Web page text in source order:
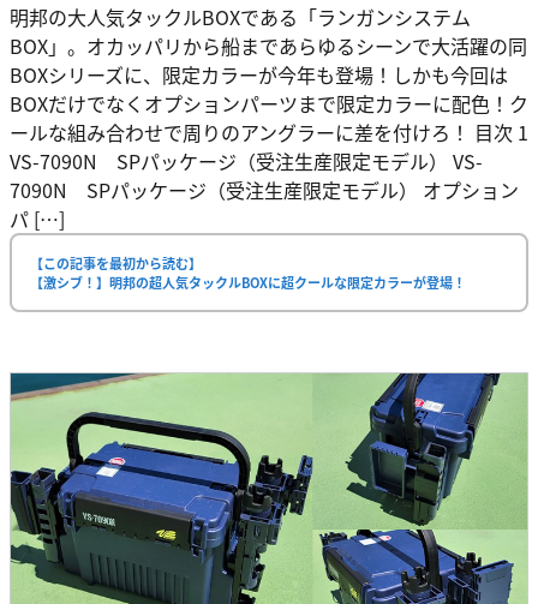
明邦の大人気タックルBOXである「ランガンシステム
BOX」。オカッパリから船まであらゆるシーンで大活躍の同
BOXシリーズに、限定カラーが今年も登場！しかも今回は
BOXだけでなくオプションパーツまで限定カラーに配色！ク
ールな組み合わせで周りのアングラーに差を付けろ！ 目次 1
VS-7090N SPパッケージ（受注生産限定モデル） VS-
7090N SPパッケージ（受注生産限定モデル） オプション
パ […]
【この記事を最初から読む】
【激シブ！】明邦の超人気タックルBOXに超クールな限定カラーが登場！